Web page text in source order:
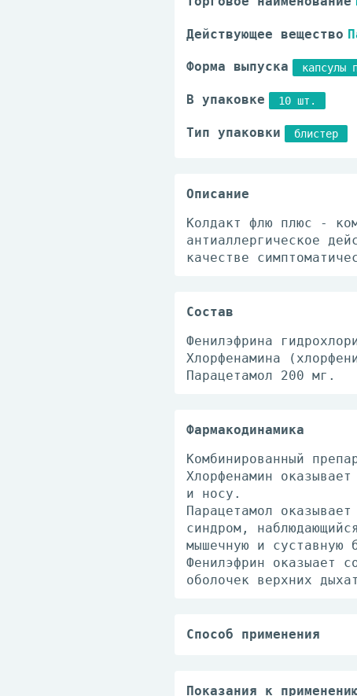
Действующее вещество
Форма выпуска капсулы
В упаковке 10 шт.
Тип упаковки блистер
Описание
Колдакт флю плюс -
антиаллергическое
качестве
Состав
Фенилэфрина
Хлорфенамина
Парацетамол 200 мг.
Фармакодинамика
Комбинированный
Хлорфенамин
и носу.
Парацетамол
синдром,
мышечную и суставную
Фенилэфрин оказыает
оболочек верхних
Способ применения
качестве
Показания к